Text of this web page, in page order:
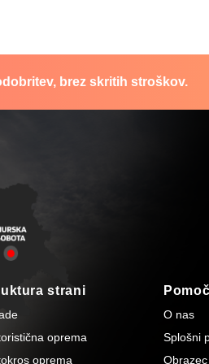
brez skritih stroškov.
strani
oprema
oprema
O nas
Splošni